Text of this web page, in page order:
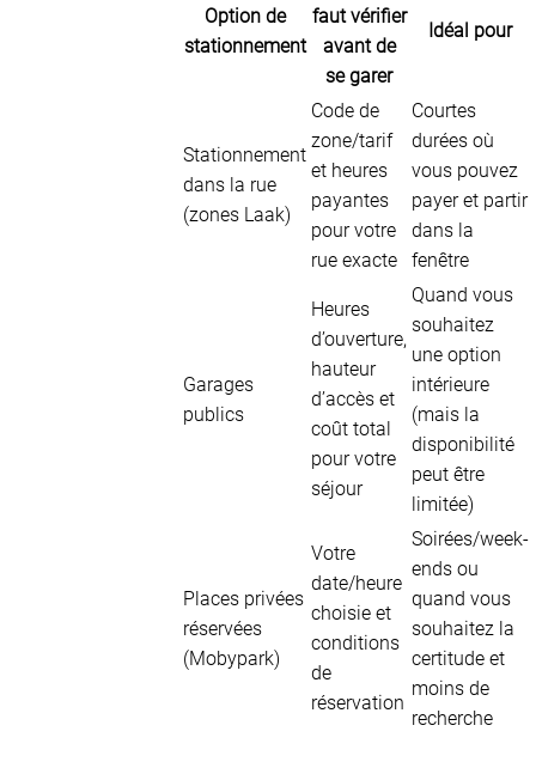
Option de
stationnement
faut vérifier
avant de
se garer
Idéal pour
Stationnement
dans la rue
(zones Laak)
Code de
zone/tarif
et heures
payantes
pour votre
rue exacte
Courtes
durées où
vous pouvez
payer et partir
dans la
fenêtre
Garages
publics
Heures
d’ouverture,
hauteur
d’accès et
coût total
pour votre
séjour
Quand vous
souhaitez
une option
intérieure
(mais la
disponibilité
peut être
limitée)
Places privées
réservées
(Mobypark)
Votre
date/heure
choisie et
conditions
de
réservation
Soirées/week-
ends ou
quand vous
souhaitez la
certitude et
moins de
recherche